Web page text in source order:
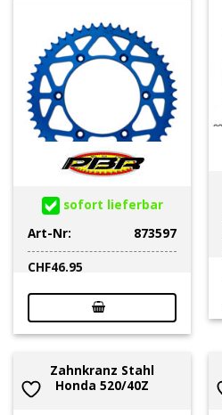
sofort lieferbar
Art-Nr:
873597
CHF46.95
Zahnkranz Stahl
Honda 520/40Z